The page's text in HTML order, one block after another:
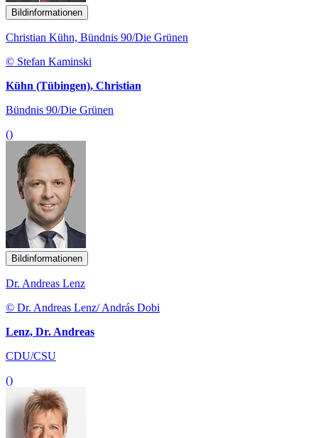
Bildinformationen
Christian Kühn, Bündnis 90/Die Grünen
© Stefan Kaminski
Kühn (Tübingen), Christian
Bündnis 90/Die Grünen
()
Bildinformationen
Dr. Andreas Lenz
© Dr. Andreas Lenz/ András Dobi
Lenz, Dr. Andreas
CDU/CSU
()